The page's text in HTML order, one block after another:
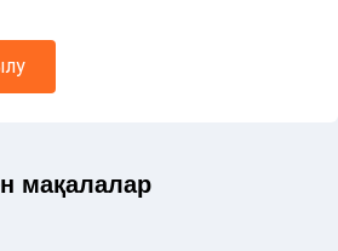
мақалалар